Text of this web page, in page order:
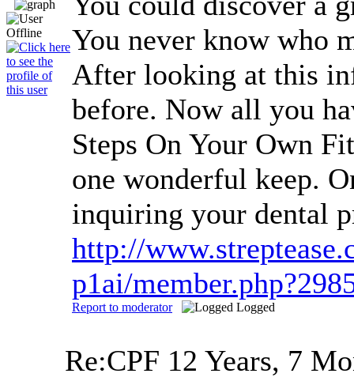
You never know who
After looking at this
before. Now all you
Steps On Your Own
one wonderful keep.
inquiring your dental
http://
p1ai/
Report to moderator Logged
Re:CPF 12 Years, 7